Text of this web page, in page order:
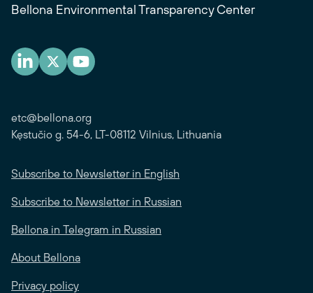
Bellona Environmental Transparency Center
etc@bellona.org
Kęstučio g. 54-6, LT-08112 Vilnius, Lithuania
Subscribe to Newsletter in English
Subscribe to Newsletter in Russian
Bellona in Telegram in Russian
About Bellona
Privacy policy